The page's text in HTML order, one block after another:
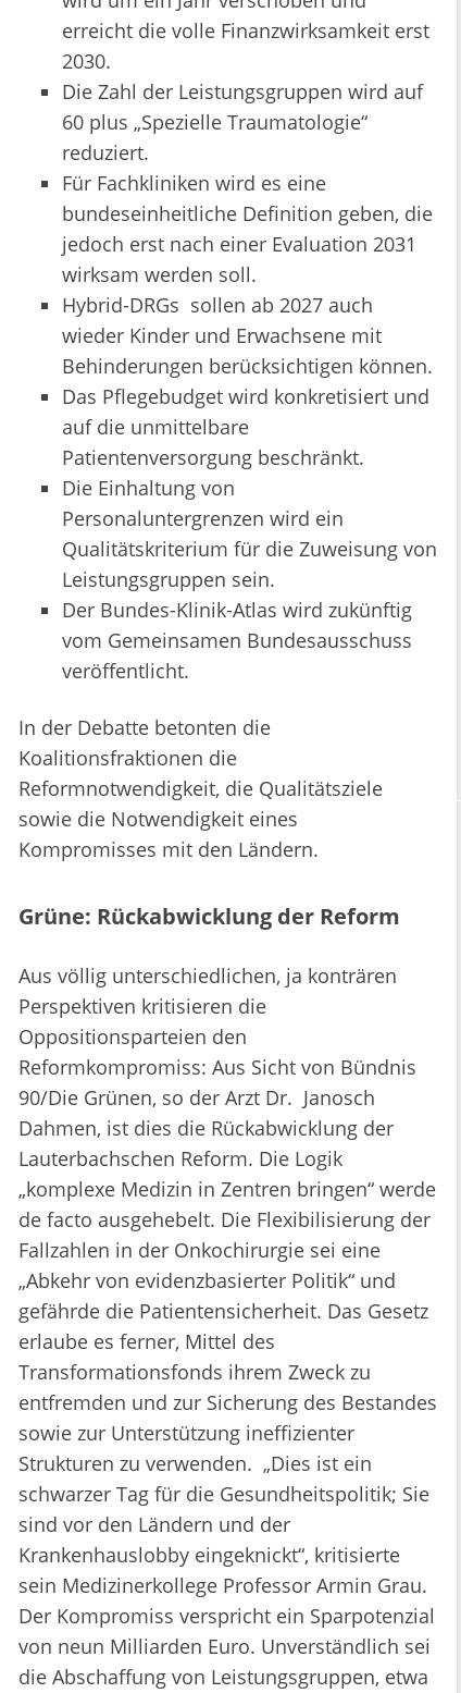
erreicht die volle Finanzwirksamkeit erst
2030.
Die Zahl der Leistungsgruppen wird auf
60 plus „Spezielle Traumatologie“
reduziert.
Für Fachkliniken wird es eine
bundeseinheitliche Definition geben, die
jedoch erst nach einer Evaluation 2031
wirksam werden soll.
Hybrid-DRGs sollen ab 2027 auch
wieder Kinder und Erwachsene mit
Behinderungen berücksichtigen können.
Das Pflegebudget wird konkretisiert und
auf die unmittelbare
Patientenversorgung beschränkt.
Die Einhaltung von
Personaluntergrenzen wird ein
Qualitätskriterium für die Zuweisung von
Leistungsgruppen sein.
Der Bundes-Klinik-Atlas wird zukünftig
vom Gemeinsamen Bundesausschuss
veröffentlicht.
In der Debatte betonten die
Koalitionsfraktionen die
Reformnotwendigkeit, die Qualitätsziele
sowie die Notwendigkeit eines
Kompromisses mit den Ländern.
Grüne: Rückabwicklung der Reform
Aus völlig unterschiedlichen, ja konträren
Perspektiven kritisieren die
Oppositionsparteien den
Reformkompromiss: Aus Sicht von Bündnis
90/Die Grünen, so der Arzt Dr. Janosch
Dahmen, ist dies die Rückabwicklung der
Lauterbachschen Reform. Die Logik
„komplexe Medizin in Zentren bringen“ werde
de facto ausgehebelt. Die Flexibilisierung der
Fallzahlen in der Onkochirurgie sei eine
„Abkehr von evidenzbasierter Politik“ und
gefährde die Patientensicherheit. Das Gesetz
erlaube es ferner, Mittel des
Transformationsfonds ihrem Zweck zu
entfremden und zur Sicherung des Bestandes
sowie zur Unterstützung ineffizienter
Strukturen zu verwenden. „Dies ist ein
schwarzer Tag für die Gesundheitspolitik; Sie
sind vor den Ländern und der
Krankenhauslobby eingeknickt“, kritisierte
sein Medizinerkollege Professor Armin Grau.
Der Kompromiss verspricht ein Sparpotenzial
von neun Milliarden Euro. Unverständlich sei
die Abschaffung von Leistungsgruppen, etwa